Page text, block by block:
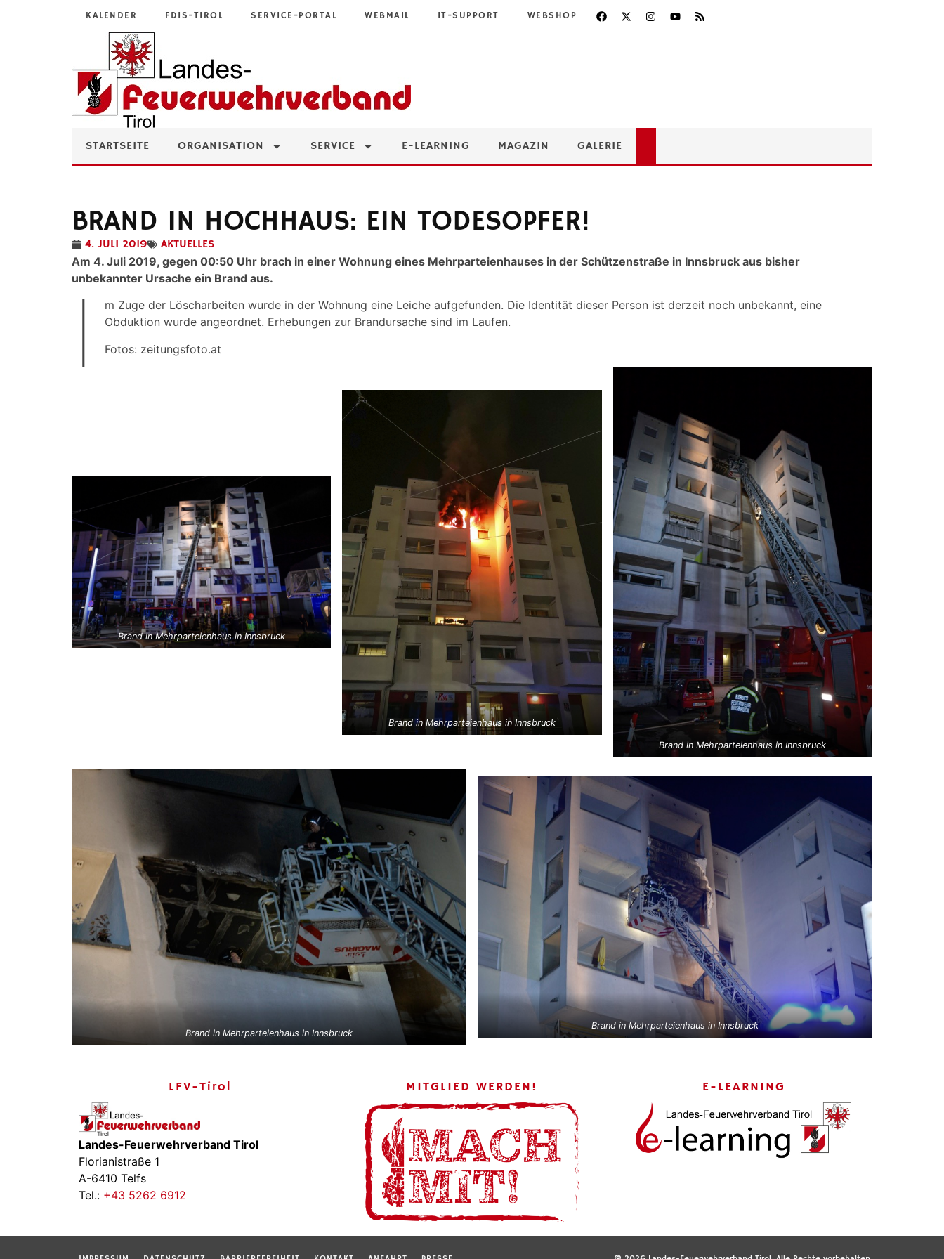
KALENDER FDIS-TIROL SERVICE-PORTAL WEBMAIL IT-SUPPORT WEBSHOP
STARTSEITE ORGANISATION SERVICE E-LEARNING MAGAZIN GALERIE
BRAND IN HOCHHAUS: EIN TODESOPFER!
4. JULI 2019
AKTUELLES
Am 4. Juli 2019, gegen 00:50 Uhr brach in einer Wohnung eines Mehrparteienhauses in der Schützenstraße in Innsbruck aus bisher
unbekannter Ursache ein Brand aus.
I
m Zuge der Löscharbeiten wurde in der Wohnung eine Leiche aufgefunden. Die Identität dieser Person ist derzeit noch unbekannt, eine
Obduktion wurde angeordnet. Erhebungen zur Brandursache sind im Laufen.
Fotos: zeitungsfoto.at
Brand in Mehrparteienhaus in Innsbruck
Brand in Mehrparteienhaus in Innsbruck
Brand in Mehrparteienhaus in Innsbruck
Brand in Mehrparteienhaus in Innsbruck
Brand in Mehrparteienhaus in Innsbruck
LFV-Tirol
Landes-Feuerwehrverband Tirol
Florianistraße 1
A-6410 Telfs
Tel.: +43 5262 6912
MITGLIED WERDEN! E-LEARNING